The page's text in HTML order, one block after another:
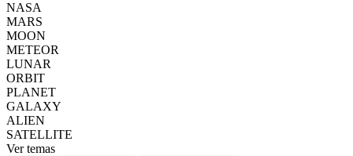
NASA
MARS
MOON
METEOR
LUNAR
ORBIT
PLANET
GALAXY
ALIEN
SATELLITE
Ver temas